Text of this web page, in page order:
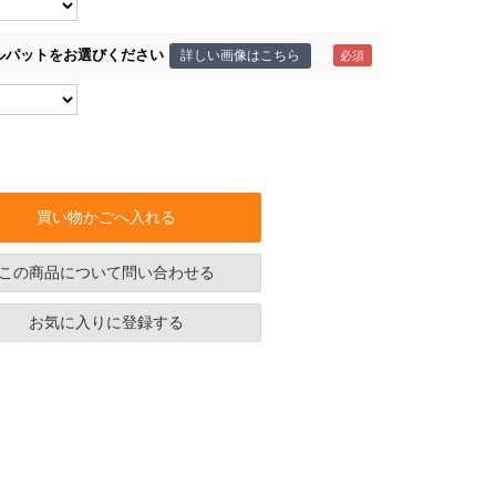
パットをお選びください 詳しい画像はこちら
買い物かごへ入れる
の商品について問い合わせる
お気に入りに登録する